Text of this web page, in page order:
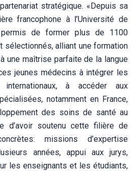
partenariat stratégique. «Depuis sa
francophone à l’Université de
de former plus de 1100
sélectionnés, alliant une formation
une maîtrise parfaite de la langue
jeunes médecins à intégrer les
internationaux, à accéder aux
notamment en France,
des soins de santé au
d’avoir soutenu cette filière de
missions d’expertise
années, appui aux jurys,
les enseignants et les étudiants,